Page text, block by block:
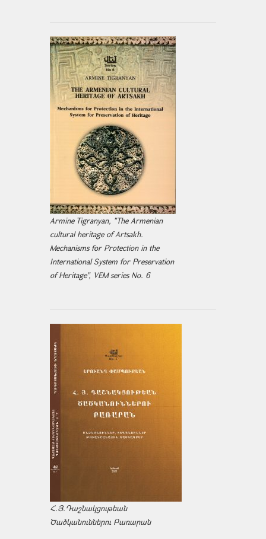
Armine Tigranyan, "The Armenian
cultural heritage of Artsakh.
Mechanisms for Protection in the
International System for Preservation
of Heritage", VEM series No. 6
Հ.Յ.Դաշնակցութեան
Ծածկանուններու Բառարան